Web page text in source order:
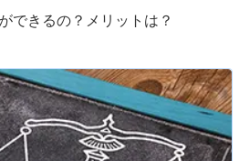
できるの？メリットは？